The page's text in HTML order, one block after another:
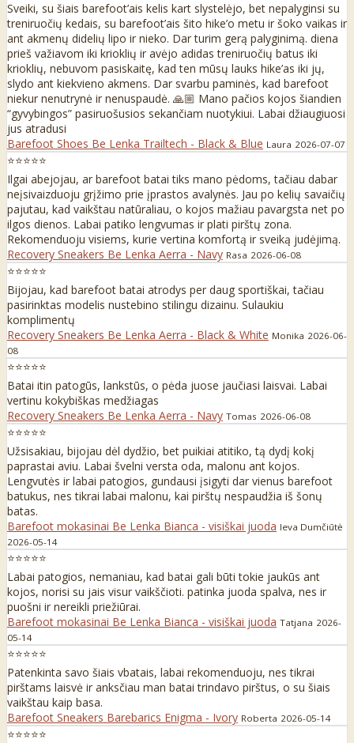
Sveiki, su šiais barefoot’ais kelis kart slystelėjo, bet nepalyginsi su
treniruočių kedais, su barefoot’ais šito hike’o metu ir šoko vaikas ir
ant akmenų didelių lipo ir nieko. Dar turim gerą palyginimą. diena
prieš važiavom iki krioklių ir avėjo adidas treniruočių batus iki
krioklių, nebuvom pasiskaitę, kad ten mūsų lauks hike’as iki jų,
slydo ant kiekvieno akmens. Dar svarbu paminės, kad barefoot
niekur nenutrynė ir nenuspaudė. 🙏🏼 Mano pačios kojos šiandien
“gyvybingos” pasiruošusios sekančiam nuotykiui. Labai džiaugiuosi
jus atradusi
Barefoot Shoes Be Lenka Trailtech - Black & Blue Laura 2026-07-07
⭐⭐⭐⭐⭐
Ilgai abejojau, ar barefoot batai tiks mano pėdoms, tačiau dabar
neįsivaizduoju grįžimo prie įprastos avalynės. Jau po kelių savaičių
pajutau, kad vaikštau natūraliau, o kojos mažiau pavargsta net po
ilgos dienos. Labai patiko lengvumas ir plati pirštų zona.
Rekomenduoju visiems, kurie vertina komfortą ir sveiką judėjimą.
Recovery Sneakers Be Lenka Aerra - Navy Rasa 2026-06-08
⭐⭐⭐⭐⭐
Bijojau, kad barefoot batai atrodys per daug sportiškai, tačiau
pasirinktas modelis nustebino stilingu dizainu. Sulaukiu
komplimentų
Recovery Sneakers Be Lenka Aerra - Black & White Monika 2026-06-
08
⭐⭐⭐⭐⭐
Batai itin patogūs, lankstūs, o pėda juose jaučiasi laisvai. Labai
vertinu kokybiškas medžiagas
Recovery Sneakers Be Lenka Aerra - Navy Tomas 2026-06-08
⭐⭐⭐⭐⭐
Užsisakiau, bijojau dėl dydžio, bet puikiai atitiko, tą dydį kokį
paprastai aviu. Labai švelni versta oda, malonu ant kojos.
Lengvutės ir labai patogios, gundausi įsigyti dar vienus barefoot
batukus, nes tikrai labai malonu, kai pirštų nespaudžia iš šonų
batas.
Barefoot mokasinai Be Lenka Bianca - visiškai juoda Ieva Dumčiūtė
2026-05-14
⭐⭐⭐⭐⭐
Labai patogios, nemaniau, kad batai gali būti tokie jaukūs ant
kojos, norisi su jais visur vaikščioti. patinka juoda spalva, nes ir
puošni ir nereikli priežiūrai.
Barefoot mokasinai Be Lenka Bianca - visiškai juoda Tatjana 2026-
05-14
⭐⭐⭐⭐⭐
Patenkinta savo šiais vbatais, labai rekomenduoju, nes tikrai
pirštams laisvė ir anksčiau man batai trindavo pirštus, o su šiais
vaikštau kaip basa.
Barefoot Sneakers Barebarics Enigma - Ivory Roberta 2026-05-14
⭐⭐⭐⭐⭐